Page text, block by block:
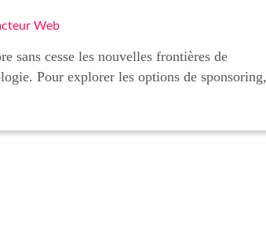
Web
sans cesse les nouvelles frontières de
Pour explorer les options de sponsoring,